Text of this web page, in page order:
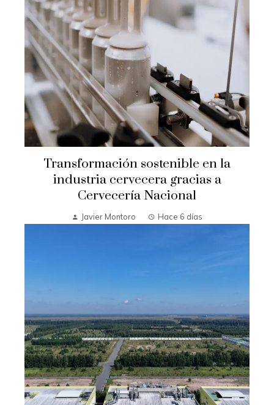
Transformación sostenible en la
industria cervecera gracias a
Cervecería Nacional
Javier Montoro Hace 6 días